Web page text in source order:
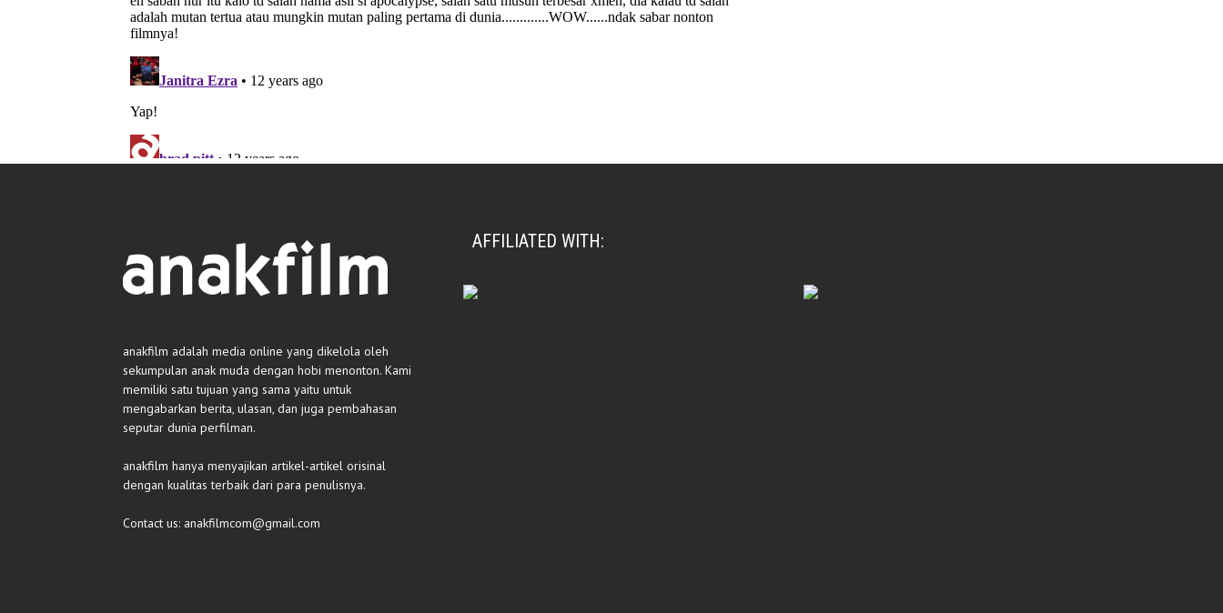
anakfilm adalah media online yang dikelola oleh
sekumpulan anak muda dengan hobi menonton. Kami
memiliki satu tujuan yang sama yaitu untuk
mengabarkan berita, ulasan, dan juga pembahasan
seputar dunia perfilman.
anakfilm hanya menyajikan artikel-artikel orisinal
dengan kualitas terbaik dari para penulisnya.
Contact us: anakfilmcom@gmail.com
AFFILIATED WITH: